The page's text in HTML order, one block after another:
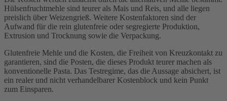
Hülsenfruchtmehle sind teurer als Mais und Reis, und alle liegen
preislich über Weizengrieß. Weitere Kostenfaktoren sind der
Aufwand für die rein glutenfreie oder segregierte Produktion,
Extrusion und Trocknung sowie die Verpackung.
Glutenfreie Mehle und die Kosten, die Freiheit von Kreuzkontakt zu
garantieren, sind die Posten, die dieses Produkt teurer machen als
konventionelle Pasta. Das Testregime, das die Aussage absichert, ist
ein realer und nicht verhandelbarer Kostenblock und kein Punkt
zum Einsparen.